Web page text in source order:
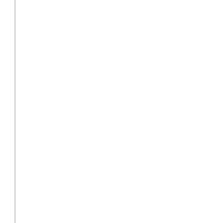
Xin lỗi, có vẻ như liên kết
The route app/edu/